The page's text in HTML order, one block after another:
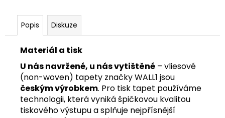
Popis Diskuze
Materiál a tisk
U nás navržené, u nás vytištěné – vliesové
(non-woven) tapety značky WALL1 jsou
českým výrobkem. Pro tisk tapet používáme
technologii, která vyniká špičkovou kvalitou
tiskového výstupu a splňuje nejpřísnější